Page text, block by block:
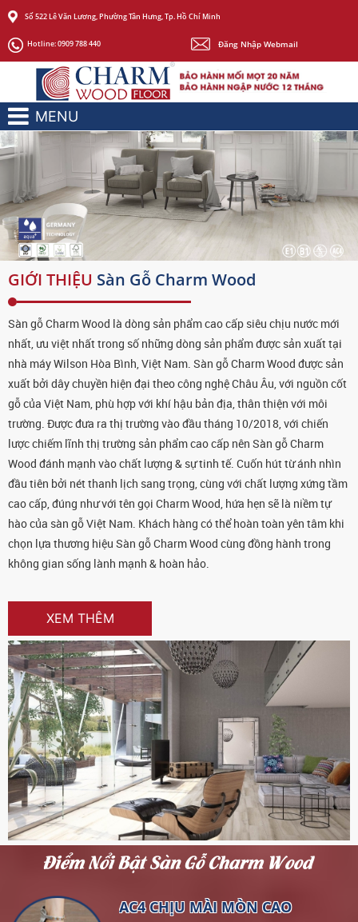
Số 522 Lê Văn Lương, Phường Tân Hưng, Tp. Hồ Chí Minh
Hotline:0909 788 440 Đăng Nhập Webmail
MENU
GIỚI THIỆU Sàn Gỗ Charm Wood
Sàn gỗ Charm Wood là dòng sản phẩm cao cấp siêu chịu nước mới
nhất, ưu việt nhất trong số những dòng sản phẩm được sản xuất tại
nhà máy Wilson Hòa Bình, Việt Nam. Sàn gỗ Charm Wood được sản
xuất bởi dây chuyền hiện đại theo công nghệ Châu Âu, với nguồn cốt
gỗ của Việt Nam, phù hợp với khí hậu bản địa, thân thiện với môi
trường. Được đưa ra thị trường vào đầu tháng 10/2018, với chiến
lược chiếm lĩnh thị trường sản phẩm cao cấp nên Sàn gỗ Charm
Wood đánh mạnh vào chất lượng & sự tinh tế. Cuốn hút từ ánh nhìn
đầu tiên bởi nét thanh lịch sang trọng, cùng với chất lượng xứng tầm
cao cấp, đúng như với tên gọi Charm Wood, hứa hẹn sẽ là niềm tự
hào của sàn gỗ Việt Nam. Khách hàng có thể hoàn toàn yên tâm khi
chọn lựa thương hiệu Sàn gỗ Charm Wood cùng đồng hành trong
không gian sống lành mạnh & hoàn hảo.
XEM THÊM
Điểm Nổi Bật Sàn Gỗ Charm Wood
AC4 CHỊU MÀI MÒN CAO